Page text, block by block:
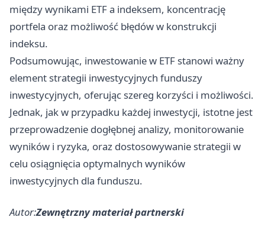
między wynikami ETF a indeksem, koncentrację
portfela oraz możliwość błędów w konstrukcji
indeksu.
Podsumowując, inwestowanie w ETF stanowi ważny
element strategii inwestycyjnych funduszy
inwestycyjnych, oferując szereg korzyści i możliwości.
Jednak, jak w przypadku każdej inwestycji, istotne jest
przeprowadzenie dogłębnej analizy, monitorowanie
wyników i ryzyka, oraz dostosowywanie strategii w
celu osiągnięcia optymalnych wyników
inwestycyjnych dla funduszu.
Autor:Zewnętrzny materiał partnerski